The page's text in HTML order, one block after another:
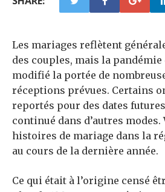
Les mariages reflètent
des couples, mais la
modifié la portée de
réceptions prévues. Certains
reportés pour des dates
continué dans d’autres
histoires de mariage dans la
au cours de la dernière année.
Ce qui était à l’origine censé